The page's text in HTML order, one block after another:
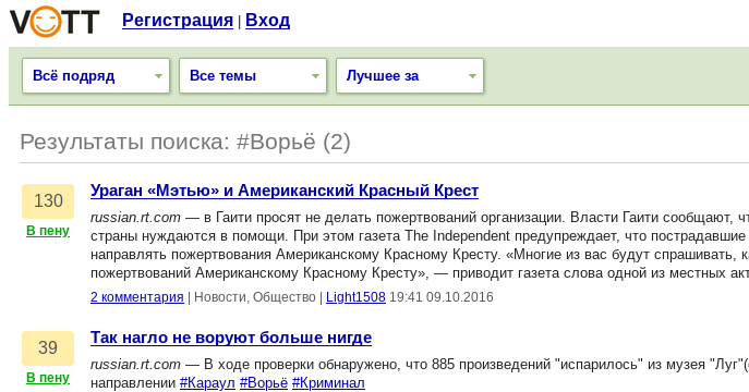
Регистрация Вход
Всё подряд Все темы Лучшее за
Результаты поиска: #Ворьё (2)
130
В пену
Ураган «Мэтью» и Американский Красный Крест
russian.rt.com — в Гаити просят не делать пожертвований организации. Власти Гаити сообщают,
страны нуждаются в помощи. При этом газета The Independent предупреждает, что
направлять пожертвования Американскому Красному Кресту. «Многие из вас будут спрашивать,
пожертвований Американскому Красному Кресту», — приводит газета слова одной из местных
2 комментария Новости, Общество Light1508 19:41 09.10.2016
39
В пену
Так нагло не воруют больше нигде
russian.rt.com — В ходе проверки обнаружено, что 885 произведений "испарилось" из музея
направлении #Караул #Ворьё #Криминал